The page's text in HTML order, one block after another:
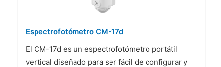
Espectrofotómetro CM-17d
El CM-17d es un espectrofotómetro portátil
vertical diseñado para ser fácil de configurar y